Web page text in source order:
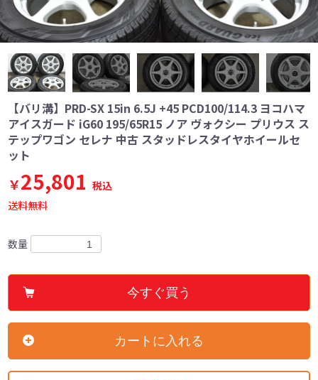
【バリ溝】PRD-SX 15in 6.5J +45 PCD100/114.3 ヨコハマ
アイスガード iG60 195/65R15 ノア ヴォクシー プリウス ス
テップワゴン セレナ 中古 スタッドレスタイヤホイールセ
ット
￥25,801 税込
送料無料
数量
今すぐ買う
カートに入れる